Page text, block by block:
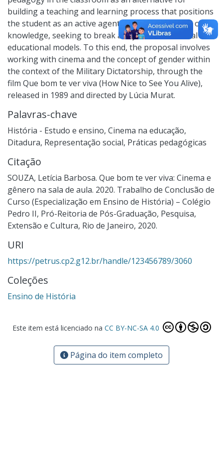
building a teaching and learning process that positions
the student as an active agent in the construction of
knowledge, seeking to break away from traditional
educational models. To this end, the proposal involves
working with cinema and the concept of gender within
the context of the Military Dictatorship, through the
film Que bom te ver viva (How Nice to See You Alive),
released in 1989 and directed by Lúcia Murat.
Palavras-chave
História - Estudo e ensino, Cinema na educação,
Ditadura, Representação social, Práticas pedagógicas
Citação
SOUZA, Letícia Barbosa. Que bom te ver viva: Cinema e
gênero na sala de aula. 2020. Trabalho de Conclusão de
Curso (Especialização em Ensino de História) – Colégio
Pedro II, Pró-Reitoria de Pós-Graduação, Pesquisa,
Extensão e Cultura, Rio de Janeiro, 2020.
URI
https://petrus.cp2.g12.br/handle/123456789/3060
Coleções
Ensino de História
Este item está licenciado na CC BY-NC-SA 4.0
Página do item completo